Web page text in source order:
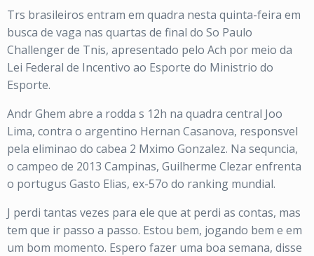
Trs brasileiros entram em quadra nesta quinta-feira em
busca de vaga nas quartas de final do So Paulo
Challenger de Tnis, apresentado pelo Ach por meio da
Lei Federal de Incentivo ao Esporte do Ministrio do
Esporte.
Andr Ghem abre a rodda s 12h na quadra central Joo
Lima, contra o argentino Hernan Casanova, responsvel
pela eliminao do cabea 2 Mximo Gonzalez. Na sequncia,
o campeo de 2013 Campinas, Guilherme Clezar enfrenta
o portugus Gasto Elias, ex-57o do ranking mundial.
J perdi tantas vezes para ele que at perdi as contas, mas
tem que ir passo a passo. Estou bem, jogando bem e em
um bom momento. Espero fazer uma boa semana, disse